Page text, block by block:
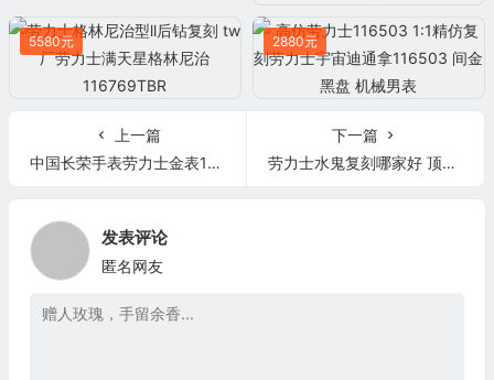
5580元 2880元
上一篇
中国长荣手表劳力士金表126333 黑盘镶钻
下一篇
劳力士水鬼复刻哪家好 顶级复刻手表网劳力士格林尼治系列 EW厂手表劳力士
发表评论
匿名网友